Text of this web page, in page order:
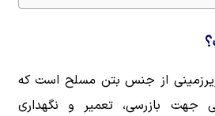
از جنس بتن مسلح است که
جهت بازرسی، تعمیر و نگهداری